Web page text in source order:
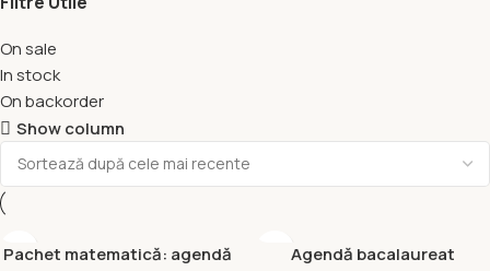
On sale
In stock
On backorder
Show column
Pachet matematică: agendă
Agendă bacalaureat